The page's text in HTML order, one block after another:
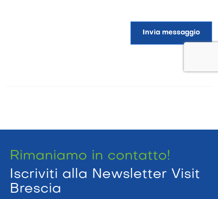
Invia messaggio
Rimaniamo in contatto!
Iscriviti alla Newsletter Visit
Brescia